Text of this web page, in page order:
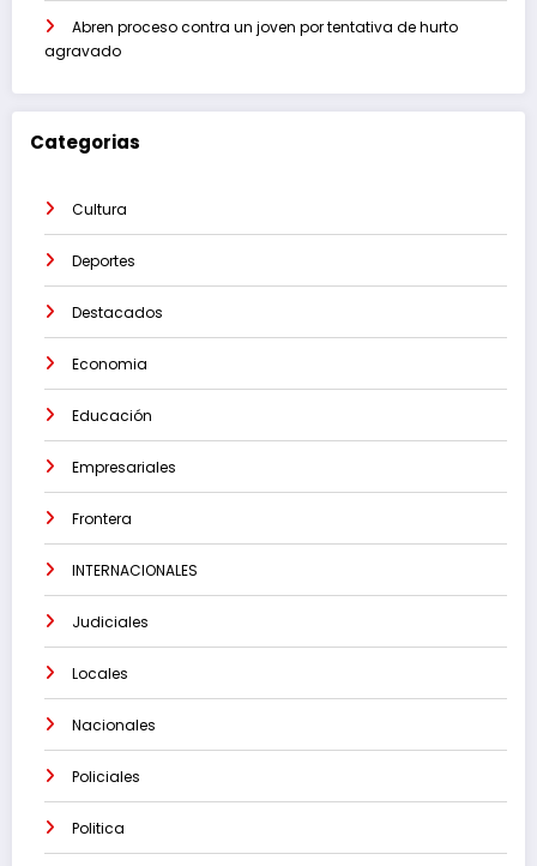
Abren proceso contra un joven por tentativa de hurto
agravado
Categorias
Cultura
Deportes
Destacados
Economia
Educación
Empresariales
Frontera
INTERNACIONALES
Judiciales
Locales
Nacionales
Policiales
Politica